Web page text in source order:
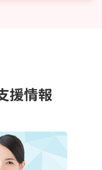
援情報